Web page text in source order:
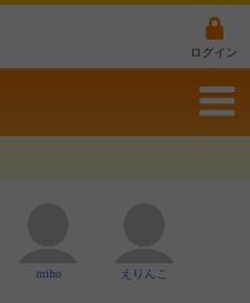
ログイン
miho えりんこ